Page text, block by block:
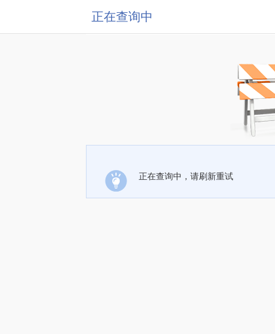
正在查询中
正在查询中，请刷新重试